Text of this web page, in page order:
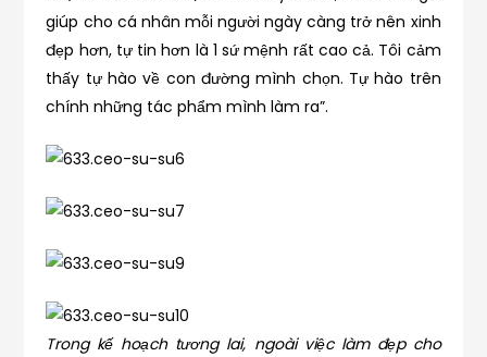
giúp cho cá nhân mỗi người ngày càng trở nên xinh
đẹp hơn, tự tin hơn là 1 sứ mệnh rất cao cả. Tôi cảm
thấy tự hào về con đường mình chọn. Tự hào trên
chính những tác phẩm mình làm ra”.
Trong kế hoạch tương lai, ngoài việc làm đẹp cho